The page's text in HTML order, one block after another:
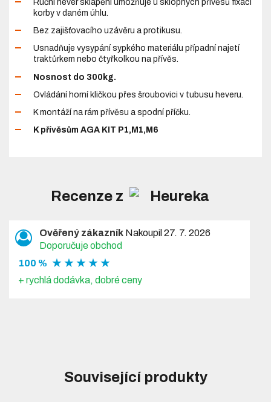
Ruční hever sklápění umožňuje u sklopných přívěsů fixaci
korby v daném úhlu.
Bez zajišťovacího uzávěru a protikusu.
Usnadňuje vysypání sypkého materiálu případní najetí
traktůrkem nebo čtyřkolkou na přívěs.
Nosnost do 300kg.
Ovládání horní kličkou přes šroubovici v tubusu heveru.
K montáží na rám přívěsu a spodní příčku.
K přívěsům AGA KIT P1,M1,M6
Recenze z
Ověřený zákazník Nakoupil 27. 7. 2026
Doporučuje obchod
100 % ★ ★ ★ ★ ★
+ rychlá dodávka, dobré ceny
Související produkty